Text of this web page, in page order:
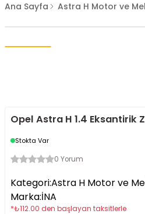
Ana Sayfa Astra H Motor ve
Opel Astra H 1.4 Eksantirik
Stokta Var
0 Yorum
Kategori:Astra H Motor ve
Marka:İNA
*₺112.00 den başlayan taksitlerle